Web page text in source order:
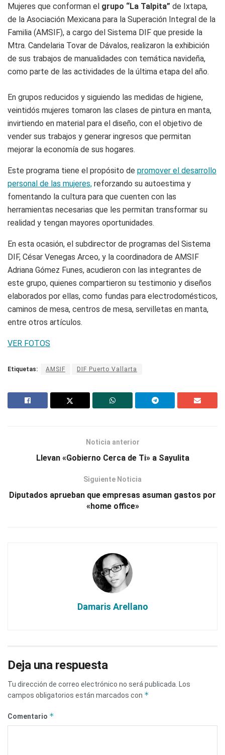
Mujeres que conforman el grupo “La Talpita” de Ixtapa,
de la Asociación Mexicana para la Superación Integral de la
Familia (AMSIF), a cargo del Sistema DIF que preside la
Mtra. Candelaria Tovar de Dávalos, realizaron la exhibición
de sus trabajos de manualidades con temática navideña,
como parte de las actividades de la última etapa del año.
En grupos reducidos y siguiendo las medidas de higiene,
veintidós mujeres tomaron las clases de pintura en manta,
invirtiendo en material para el diseño, con el objetivo de
vender sus trabajos y generar ingresos que permitan
mejorar la economía de sus hogares.
Este programa tiene el propósito de promover el desarrollo
personal de las mujeres, reforzando su autoestima y
fomentando la cultura para que cuenten con las
herramientas necesarias que les permitan transformar su
realidad y tengan mayores oportunidades.
En esta ocasión, el subdirector de programas del Sistema
DIF, César Venegas Arceo, y la coordinadora de AMSIF
Adriana Gómez Funes, acudieron con las integrantes de
este grupo, quienes compartieron su testimonio y diseños
elaborados por ellas, como fundas para electrodomésticos,
caminos de mesa, centros de mesa, servilletas en manta,
entre otros artículos.
VER FOTOS
Etiquetas: AMSIF DIF Puerto Vallarta
Noticia anterior
Llevan «Gobierno Cerca de Ti» a Sayulita
Siguiente Noticia
Diputados aprueban que empresas asuman gastos por
«home office»
Damaris Arellano
Deja una respuesta
Tu dirección de correo electrónico no será publicada. Los
campos obligatorios están marcados con *
Comentario *